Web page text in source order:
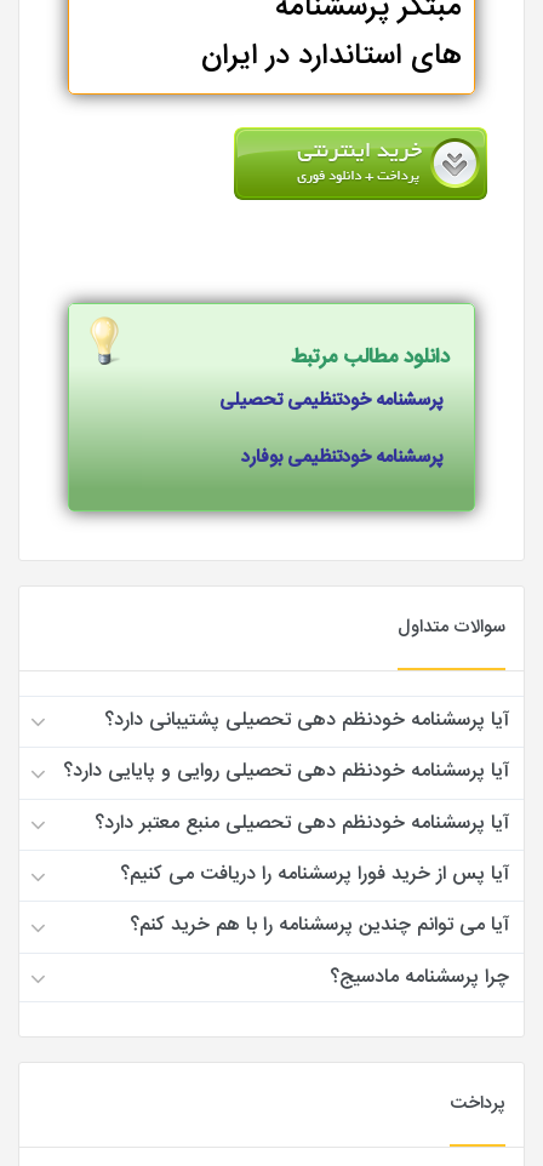
های استاندارد در ایران
دانلود مطالب مرتبط
پرسشنامه خودتنظیمی تحصیلی
پرسشنامه خودتنظیمی بوفارد
سوالات متداول
آیا پرسشنامه خودنظم دهی تحصیلی پشتیبانی دارد؟
آیا پرسشنامه خودنظم دهی تحصیلی روایی و پایایی دارد؟
آیا پرسشنامه خودنظم دهی تحصیلی منبع معتبر دارد؟
آیا پس از خرید فورا پرسشنامه را دریافت می کنیم؟
آیا می توانم چندین پرسشنامه را با هم خرید کنم؟
چرا پرسشنامه مادسیج؟
پرداخت